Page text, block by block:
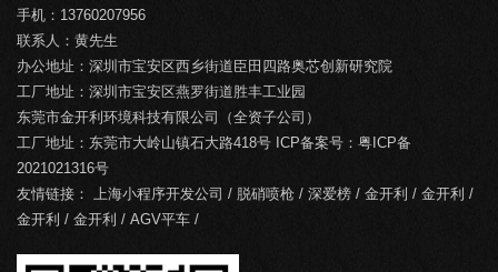
手机：13760207956
联系人：黄先生
办公地址：深圳市宝安区西乡街道臣田四路奥芯创新研究院
工厂地址：深圳市宝安区燕罗街道胜丰工业园
东莞市金开利环境科技有限公司（全资子公司）
工厂地址：东莞市大岭山镇石大路418号 ICP备案号： 粤ICP备
2021021316号
友情链接： 上海小程序开发公司 / 脱硝喷枪 / 深爱榜 / 金开利 / 金开利 /
金开利 / 金开利 / AGV平车 /